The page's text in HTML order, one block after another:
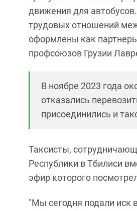
движения для
трудовых отношений
оформлены как
профсоюзов Грузии
В ноябре 2023 года
отказались
присоединились и
Таксисты,
Республики в Тбилиси
эфир которого
"Мы сегодня подали иск